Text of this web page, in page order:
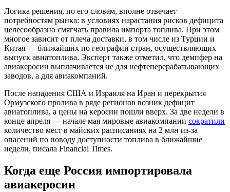
Логика решения, по его словам, вполне отвечает
потребностям рынка: в условиях нарастания рисков дефицита
целесообразно смягчать правила импорта топлива. При этом
многое зависит от плеча доставки, в том числе из Турции и
Китая — ближайших по географии стран, осуществляющих
выпуск авиатоплива. Эксперт также отметил, что демпфер на
авиакеросин выплачивается не для нефтеперерабатывающих
заводов, а для авиакомпаний.
После нападения США и Израиля на Иран и перекрытия
Ормузского пролива в ряде регионов возник дефицит
авиатоплива, а цены на керосин пошли вверх. За две недели в
конце апреля — начале мая мировые авиакомпании сократили
количество мест в майских расписаниях на 2 млн из-за
опасений по поводу доступности топлива в ближайшие
недели, писала Financial Times.
Когда еще Россия импортировала
авиакеросин